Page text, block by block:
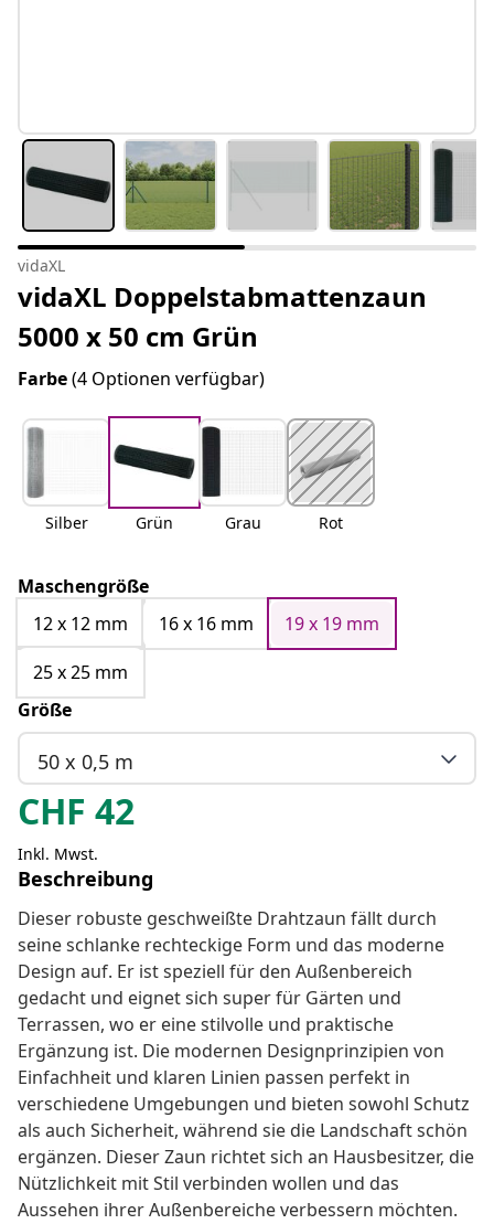
vidaXL
vidaXL Doppelstabmattenzaun
5000 x 50 cm Grün
Farbe(4 Optionen verfügbar)
Silber Grün Grau Rot
Maschengröße
12 x 12 mm
16 x 16 mm
19 x 19 mm
25 x 25 mm
Größe
50 x 0,5 m
CHF 42
Inkl. Mwst.
Beschreibung
Dieser robuste geschweißte Drahtzaun fällt durch
seine schlanke rechteckige Form und das moderne
Design auf. Er ist speziell für den Außenbereich
gedacht und eignet sich super für Gärten und
Terrassen, wo er eine stilvolle und praktische
Ergänzung ist. Die modernen Designprinzipien von
Einfachheit und klaren Linien passen perfekt in
verschiedene Umgebungen und bieten sowohl Schutz
als auch Sicherheit, während sie die Landschaft schön
ergänzen. Dieser Zaun richtet sich an Hausbesitzer, die
Nützlichkeit mit Stil verbinden wollen und das
Aussehen ihrer Außenbereiche verbessern möchten.